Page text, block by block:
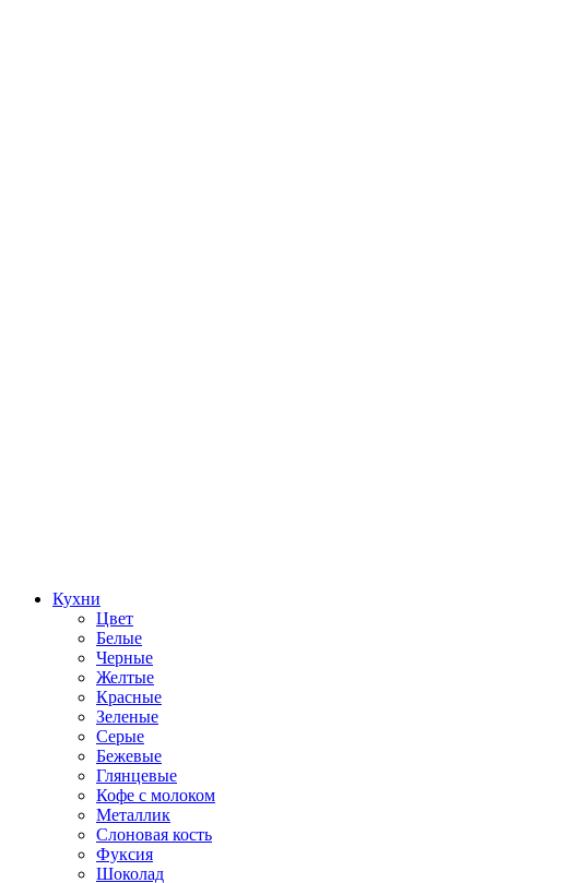
Кухни
Цвет
Белые
Черные
Желтые
Красные
Зеленые
Серые
Бежевые
Глянцевые
Кофе с молоком
Металлик
Слоновая кость
Фуксия
Шоколад